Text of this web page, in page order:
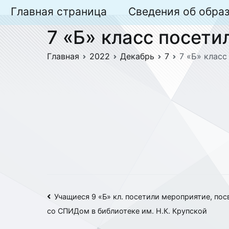
Перейти
содержимому
Главная страница Сведения об
7 «Б» класс
Главная 2022 Декабрь 7 7 «Б»
Навигация
по
Учащиеся 9 «Б» кл. посетили мероприятие,
со СПИДом в библиотеке им. Н.К. Крупской